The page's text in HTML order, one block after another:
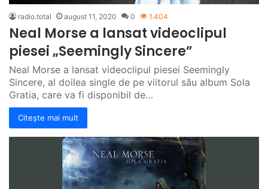
radio.total august 11, 2020 0 1.404
Neal Morse a lansat videoclipul
piesei „Seemingly Sincere”
Neal Morse a lansat videoclipul piesei Seemingly
Sincere, al doilea single de pe viitorul său album Sola
Gratia, care va fi disponibil de…
Citește mai mult